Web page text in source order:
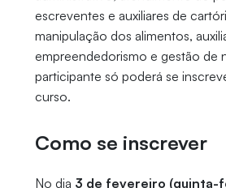
escreventes e auxiliares de
manipulação dos alimentos,
empreendedorismo e gestão de
participante só poderá se
curso.
Como se inscrever
No dia 3 de fevereiro (quinta-